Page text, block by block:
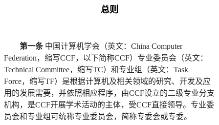
总则
第一条中国计算机学会（英文：China Computer
Federation，缩写CCF，以下简称CCF）专业委员会（英文：
Technical Committee，缩写TC）和专业组（英文：Task
Force，缩写TF）是根据计算机及相关领域的研究、开发及应
用的发展需要，并依照相应程序，由CCF设立的二级专业分支
机构，是CCF开展学术活动的主体，受CCF直接领导。专业委
员会和专业组可统称专业委员会，简称专委会或专委。